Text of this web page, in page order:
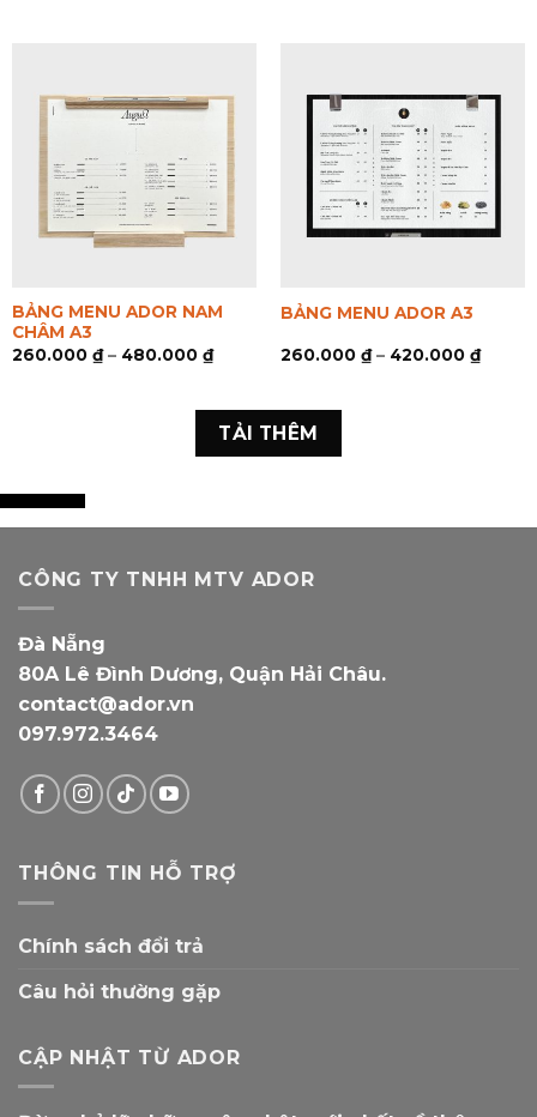
BẢNG MENU ADOR NAM
CHÂM A3
260.000 ₫– 480.000 ₫
BẢNG MENU ADOR A3
260.000 ₫– 420.000 ₫
TẢI THÊM
CÔNG TY TNHH MTV ADOR
Đà Nẵng
80A Lê Đình Dương, Quận Hải Châu.
contact@ador.vn
097.972.3464
THÔNG TIN HỖ TRỢ
Chính sách đổi trả
Câu hỏi thường gặp
CẬP NHẬT TỪ ADOR